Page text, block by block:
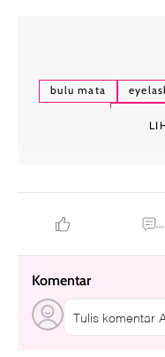
bulu mata
...
Komentar
Tulis komentar